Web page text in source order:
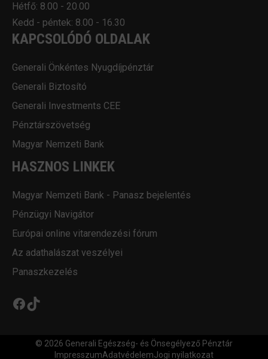
Hétfő: 8.00 - 20.00
Kedd - péntek: 8.00 - 16.30
KAPCSOLÓDÓ OLDALAK
Generali Önkéntes Nyugdíjpénztár
Generali Biztosító
Generali Investments CEE
Pénztárszövetség
Magyar Nemzeti Bank
HASZNOS LINKEK
Magyar Nemzeti Bank - Panasz bejelentés
Pénzügyi Navigátor
Európai online vitarendezési fórum
Az adathalászat veszélyei
Panaszkezelés
Facebook
TikTok
© 2026 Generali Egészség- és Önsegélyező Pénztár
ImpresszumAdatvédelemJogi nyilatkozat